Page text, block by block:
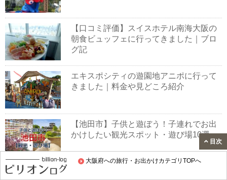
大阪府への旅行・お出かけカテゴリTOPへ
【口コミ評価】スイスホテル南海大阪の
朝食ビュッフェに行ってきました｜ブロ
グ記
エキスポシティの遊園地アニポに行って
きました｜料金や見どころ紹介
【池田市】子供と遊ぼう！子連れでお出
かけしたい観光スポット・遊び場10選
目次